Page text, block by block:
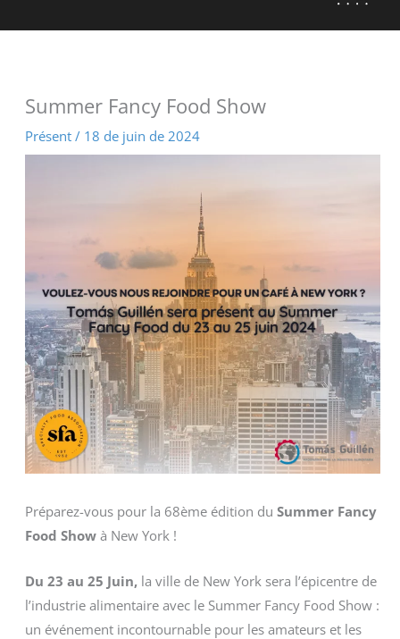
Summer Fancy Food Show
Présent/ 18 de juin de 2024
Préparez-vous pour la 68ème édition du Summer Fancy
Food Show à New York !
Du 23 au 25 Juin,la ville de New York sera l’épicentre de
l’industrie alimentaire avec le Summer Fancy Food Show :
un événement incontournable pour les amateurs et les